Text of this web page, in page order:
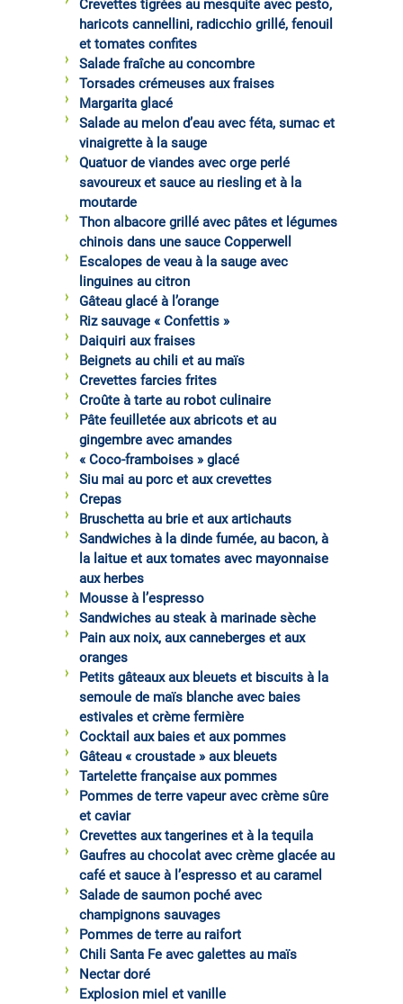
Crevettes tigrées au mesquite avec pesto,
haricots cannellini, radicchio grillé, fenouil
et tomates confites
Salade fraîche au concombre
Torsades crémeuses aux fraises
Margarita glacé
Salade au melon d’eau avec féta, sumac et
vinaigrette à la sauge
Quatuor de viandes avec orge perlé
savoureux et sauce au riesling et à la
moutarde
Thon albacore grillé avec pâtes et légumes
chinois dans une sauce Copperwell
Escalopes de veau à la sauge avec
linguines au citron
Gâteau glacé à l’orange
Riz sauvage « Confettis »
Daiquiri aux fraises
Beignets au chili et au maïs
Crevettes farcies frites
Croûte à tarte au robot culinaire
Pâte feuilletée aux abricots et au
gingembre avec amandes
« Coco-framboises » glacé
Siu mai au porc et aux crevettes
Crepas
Bruschetta au brie et aux artichauts
Sandwiches à la dinde fumée, au bacon, à
la laitue et aux tomates avec mayonnaise
aux herbes
Mousse à l’espresso
Sandwiches au steak à marinade sèche
Pain aux noix, aux canneberges et aux
oranges
Petits gâteaux aux bleuets et biscuits à la
semoule de maïs blanche avec baies
estivales et crème fermière
Cocktail aux baies et aux pommes
Gâteau « croustade » aux bleuets
Tartelette française aux pommes
Pommes de terre vapeur avec crème sûre
et caviar
Crevettes aux tangerines et à la tequila
Gaufres au chocolat avec crème glacée au
café et sauce à l’espresso et au caramel
Salade de saumon poché avec
champignons sauvages
Pommes de terre au raifort
Chili Santa Fe avec galettes au maïs
Nectar doré
Explosion miel et vanille